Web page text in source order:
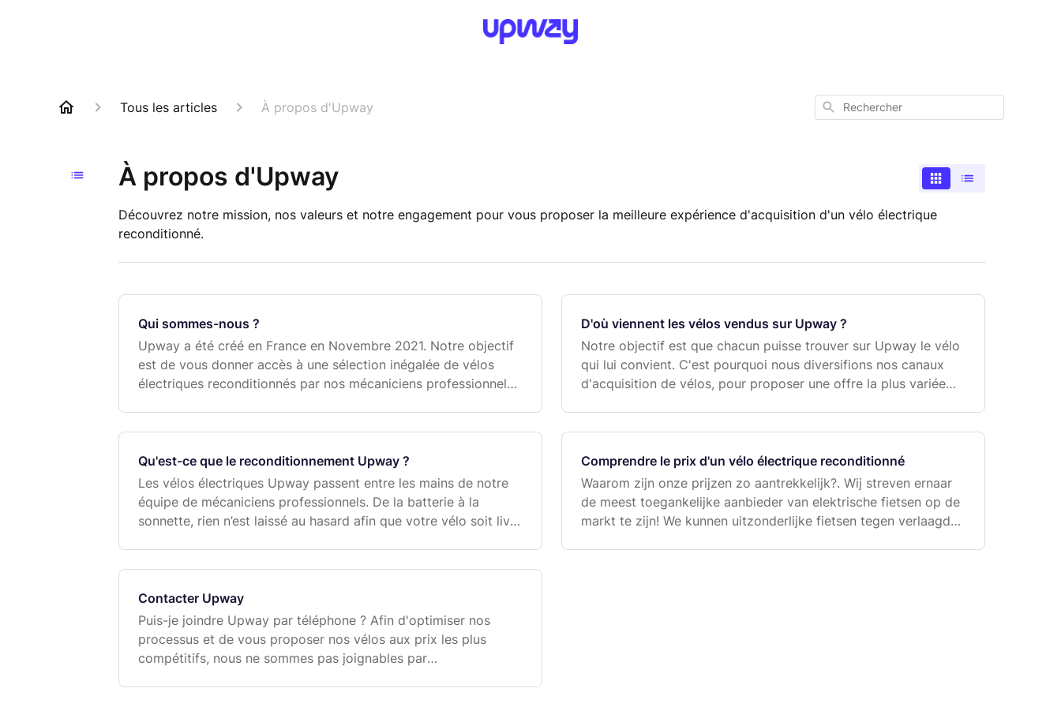
Tous les articles À propos d'Upway Rechercher
À propos d'Upway
Découvrez notre mission, nos valeurs et notre engagement pour vous proposer la meilleure expérience d'acquisition d'un vélo électrique
reconditionné.
Qui sommes-nous ?
Upway a été créé en France en Novembre 2021. Notre objectif
est de vous donner accès à une sélection inégalée de vélos
électriques reconditionnés par nos mécaniciens professionnels,
D'où viennent les vélos vendus sur Upway ?
Notre objectif est que chacun puisse trouver sur Upway le vélo
qui lui convient. C'est pourquoi nous diversifions nos canaux
d'acquisition de vélos, pour proposer une offre la plus variée
Qu'est-ce que le reconditionnement Upway ?
Les vélos électriques Upway passent entre les mains de notre
équipe de mécaniciens professionnels. De la batterie à la
sonnette, rien n’est laissé au hasard afin que votre vélo soit livré
Comprendre le prix d'un vélo électrique reconditionné
Waarom zijn onze prijzen zo aantrekkelijk?. Wij streven ernaar
de meest toegankelijke aanbieder van elektrische fietsen op de
markt te zijn! We kunnen uitzonderlijke fietsen tegen verlaagde
Contacter Upway
Puis-je joindre Upway par téléphone ? Afin d'optimiser nos
processus et de vous proposer nos vélos aux prix les plus
compétitifs, nous ne sommes pas joignables par